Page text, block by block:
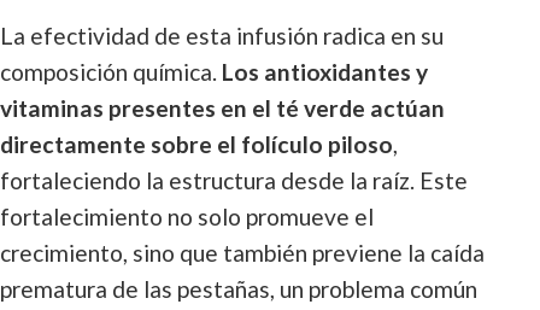
La efectividad de esta infusión radica en su
composición química. Los antioxidantes y
vitaminas presentes en el té verde actúan
directamente sobre el folículo piloso,
fortaleciendo la estructura desde la raíz. Este
fortalecimiento no solo promueve el
crecimiento, sino que también previene la caída
prematura de las pestañas, un problema común